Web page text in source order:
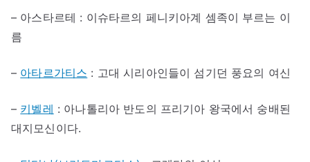
– 아스타르테 : 이슈타르의 페니키아계 셈족이 부르는 이
름
– 아타르가티스 : 고대 시리아인들이 섬기던 풍요의 여신
– 키벨레 : 아나톨리아 반도의 프리기아 왕국에서 숭배된
대지모신이다.